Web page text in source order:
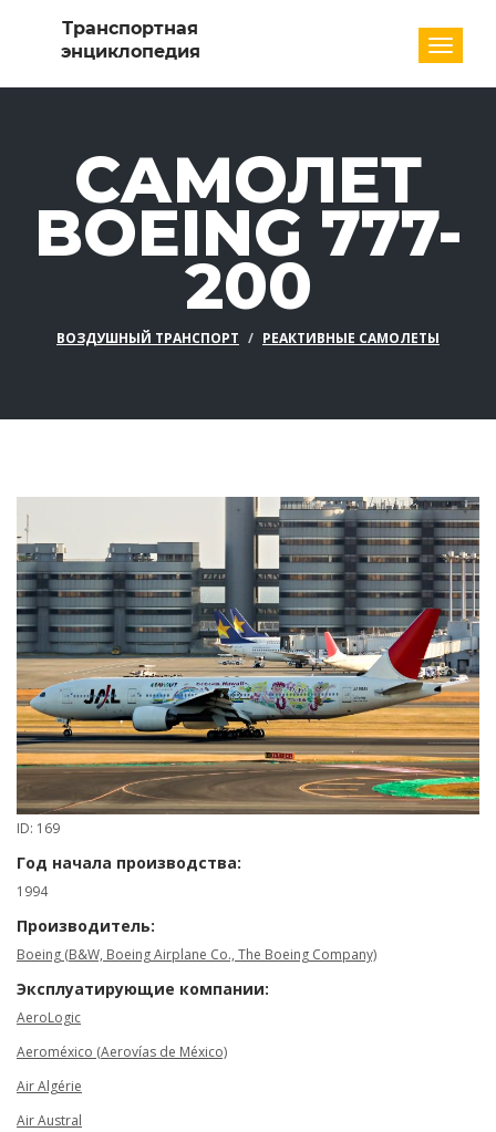
САМОЛЕТ
BOEING 777-
200
ВОЗДУШНЫЙ ТРАНСПОРТ РЕАКТИВНЫЕ САМОЛЕТЫ
ID: 169
Год начала производства:
1994
Производитель:
Boeing (B&W, Boeing Airplane Co., The Boeing Company)
Эксплуатирующие компании:
AeroLogic
Aeroméxico (Aerovías de México)
Air Algérie
Air Austral